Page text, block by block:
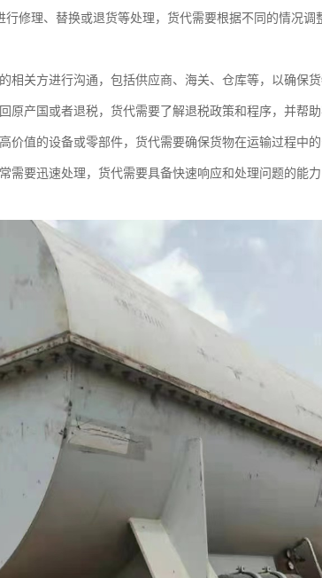
修理、替换或退货等处理，货代需要根据不同的情况
相关方进行沟通，包括供应商、海关、仓库等，以确保货
原产国或者退税，货代需要了解退税政策和程序，并帮助
价值的设备或零部件，货代需要确保货物在运输过程中的
需要迅速处理，货代需要具备快速响应和处理问题的能